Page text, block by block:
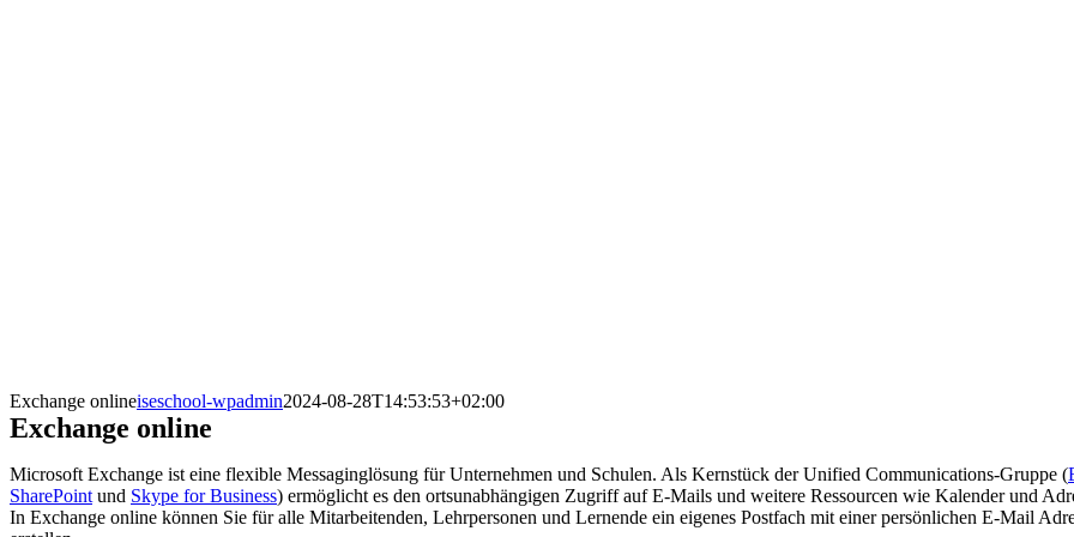
Exchange onlineiseschool-wpadmin2024-08-28T14:53:53+02:00
Exchange online
Microsoft Exchange ist eine flexible Messaginglösung für Unternehmen und Schulen. Als Kernstück der Unified Communications-Gruppe (
SharePoint und Skype for Business) ermöglicht es den ortsunabhängigen Zugriff auf E-Mails und weitere Ressourcen wie Kalender und
In Exchange online können Sie für alle Mitarbeitenden, Lehrpersonen und Lernende ein eigenes Postfach mit einer persönlichen E-Mail